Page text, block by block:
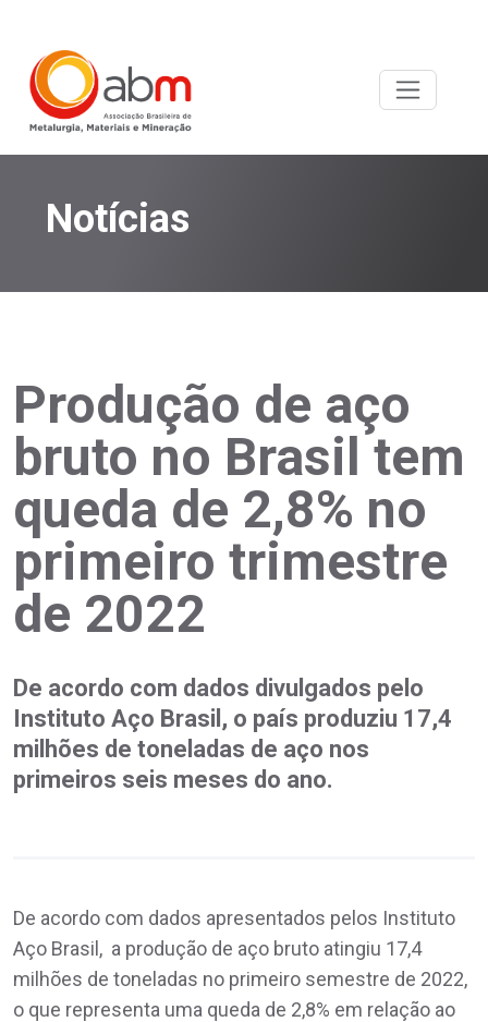
Notícias
Produção de aço
bruto no Brasil tem
queda de 2,8% no
primeiro trimestre
de 2022
De acordo com dados divulgados pelo
Instituto Aço Brasil, o país produziu 17,4
milhões de toneladas de aço nos
primeiros seis meses do ano.
De acordo com dados apresentados pelos Instituto
Aço Brasil, a produção de aço bruto atingiu 17,4
milhões de toneladas no primeiro semestre de 2022,
o que representa uma queda de 2,8% em relação ao